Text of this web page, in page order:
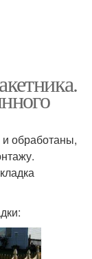
обработаны,